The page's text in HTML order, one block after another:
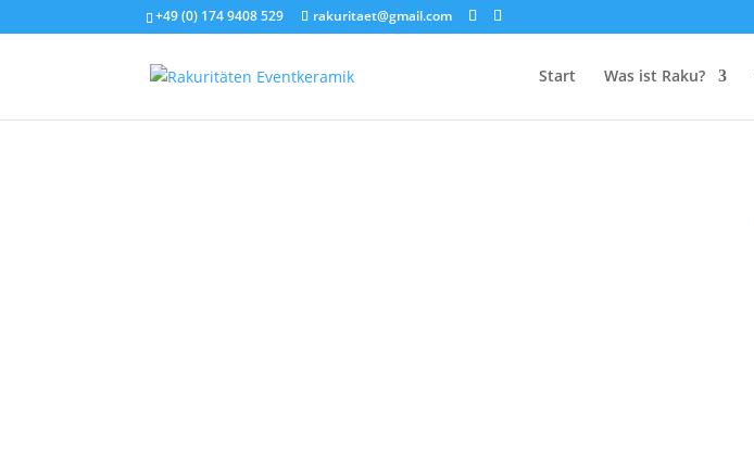
+49 (0) 174 9408 529 rakuritaet@gmail.com
Start Was ist Raku?